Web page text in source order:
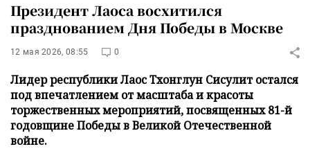
Президент Лаоса восхитился
празднованием Дня Победы в Москве
12 мая 2026, 08:55 0
Лидер республики Лаос Тхонглун Сисулит остался
под впечатлением от масштаба и красоты
торжественных мероприятий, посвященных 81-й
годовщине Победы в Великой Отечественной
войне.